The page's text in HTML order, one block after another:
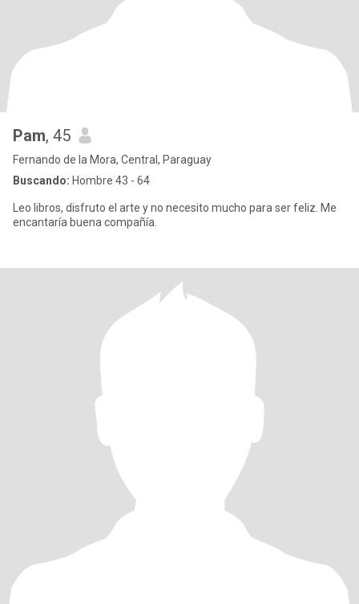
Pam, 45
Fernando de la Mora, Central, Paraguay
Buscando: Hombre 43 - 64
Leo libros, disfruto el arte y no necesito mucho para ser feliz. Me
encantaría buena compañía.